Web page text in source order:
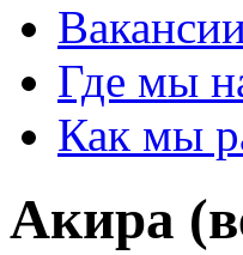
Где мы
Как мы
Акира